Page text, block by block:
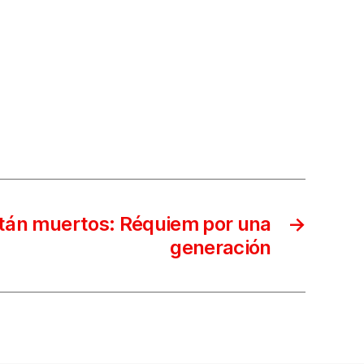
→
muertos: Réquiem por una
generación